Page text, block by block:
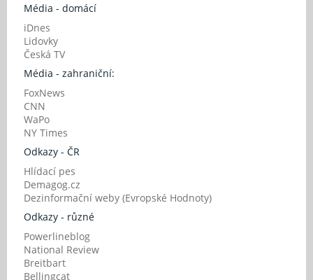
Média - domácí
iDnes
Lidovky
Česká TV
Média - zahraniční:
FoxNews
CNN
WaPo
NY Times
Odkazy - ČR
Hlídací pes
Demagog.cz
Dezinformační weby (Evropské Hodnoty)
Odkazy - různé
Powerlineblog
National Review
Breitbart
Bellingcat